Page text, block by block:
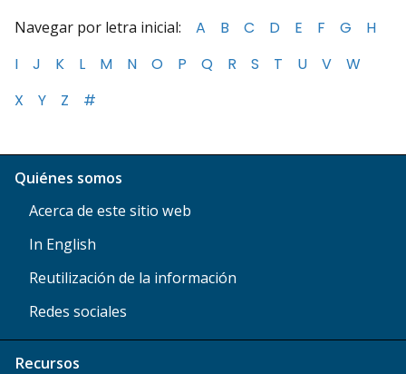
Navegar por letra inicial: A B C D E F G
H
I
J K L M N O P Q R S T U V
W
X
Y Z #
Quiénes somos
Acerca de este sitio web
In English
Reutilización de la información
Redes sociales
Recursos